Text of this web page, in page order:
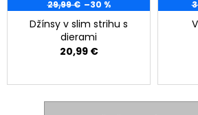
29,99 € –30 %
Džínsy v slim strihu s
dierami
20,99 €